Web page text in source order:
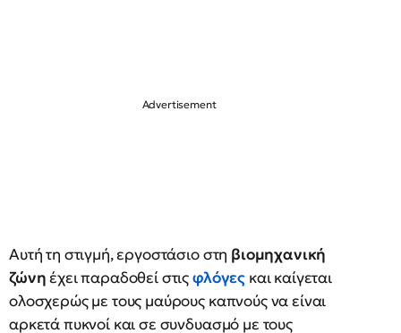
Αυτή τη στιγμή, εργοστάσιο στη βιομηχανική
ζώνηέχει παραδοθεί στιςφλόγες και καίγεται
ολοσχερώς με τους μαύρους καπνούς να είναι
αρκετά πυκνοί και σε συνδυασμό με τους